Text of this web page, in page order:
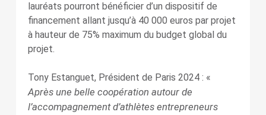
lauréats pourront bénéficier d’un dispositif de
financement allant jusqu’à 40 000 euros par projet
à hauteur de 75% maximum du budget global du
projet.
Tony Estanguet, Président de Paris 2024 : «
Après une belle coopération autour de
l’accompagnement d’athlètes entrepreneurs